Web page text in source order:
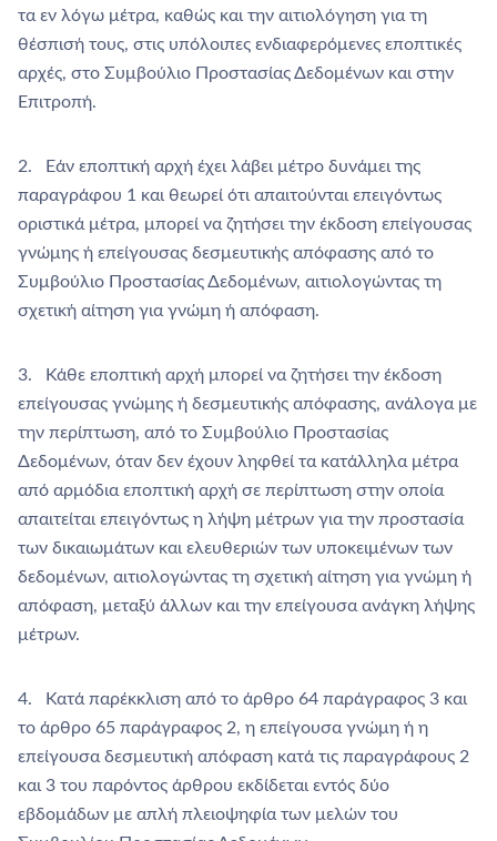
τα εν λόγω μέτρα, καθώς και την αιτιολόγηση για τη
θέσπισή τους, στις υπόλοιπες ενδιαφερόμενες εποπτικές
αρχές, στο Συμβούλιο Προστασίας Δεδομένων και στην
Επιτροπή.
2. Εάν εποπτική αρχή έχει λάβει μέτρο δυνάμει της
παραγράφου 1 και θεωρεί ότι απαιτούνται επειγόντως
οριστικά μέτρα, μπορεί να ζητήσει την έκδοση επείγουσας
γνώμης ή επείγουσας δεσμευτικής απόφασης από το
Συμβούλιο Προστασίας Δεδομένων, αιτιολογώντας τη
σχετική αίτηση για γνώμη ή απόφαση.
3. Κάθε εποπτική αρχή μπορεί να ζητήσει την έκδοση
επείγουσας γνώμης ή δεσμευτικής απόφασης, ανάλογα με
την περίπτωση, από το Συμβούλιο Προστασίας
Δεδομένων, όταν δεν έχουν ληφθεί τα κατάλληλα μέτρα
από αρμόδια εποπτική αρχή σε περίπτωση στην οποία
απαιτείται επειγόντως η λήψη μέτρων για την προστασία
των δικαιωμάτων και ελευθεριών των υποκειμένων των
δεδομένων, αιτιολογώντας τη σχετική αίτηση για γνώμη ή
απόφαση, μεταξύ άλλων και την επείγουσα ανάγκη λήψης
μέτρων.
4. Κατά παρέκκλιση από το άρθρο 64 παράγραφος 3 και
το άρθρο 65 παράγραφος 2, η επείγουσα γνώμη ή η
επείγουσα δεσμευτική απόφαση κατά τις παραγράφους 2
και 3 του παρόντος άρθρου εκδίδεται εντός δύο
εβδομάδων με απλή πλειοψηφία των μελών του